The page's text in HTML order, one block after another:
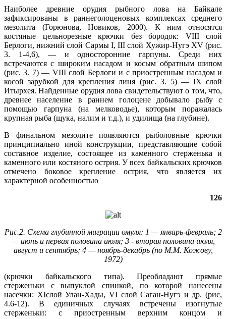
Наиболее древние орудия рыбного лова на Байкале
зафиксированы в раннеголоценовых комплексах среднего
мезолита (Горюнова, Новиков, 2000). К ним относятся
костяные цельнорезные крючки без бородок: VIII слой
Берлоги, нижний слой Сармы I, III слой Хужир-Нугэ XV (рис.
3. 1-4,6), — и односторонние гарпуны. Среди них
встречаются с широким насадом и косым обратным шипом
(рис. 3. 7) — VIII слой Берлоги и с приостренным насадом и
косой зарубкой для крепления линя (рис. 3. 5) — IX слой
Итырхея. Найденные орудия лова свидетельствуют о том, что,
древнее население в раннем голоцене добывало рыбу с
помощью гарпуна (на мелководье), которым поражалась
крупная рыба (щука, налим и т.д.), и удилища (на глубине).
В финальном мезолите появляются рыболовные крючки
принципиально иной конструкции, представляющие собой
составное изделие, состоящее из каменного стерженька и
каменного или костяного острия. У всех байкальских крючков
отмечено боковое крепление острия, что является их
характерной особенностью
126
Рис.2. Схема глубинной миграции омуля: 1 — январь-февраль; 2
— июнь и первая половина июля; 3 ‑ вторая половина июля,
август и сентябрь; 4 — ноябрь-декабрь (по М.М. Кожову,
1972)
(крючки байкальского типа). Преобладают прямые
стерженьки с выпуклой спинкой, по которой нанесены
насечки: XIслой Улан-Хады, VI слой Саган-Нугэ и др. (рис,
4.6-12). В единичных случаях встречены изогнутые
стерженьки: с приостренным верхним концом и